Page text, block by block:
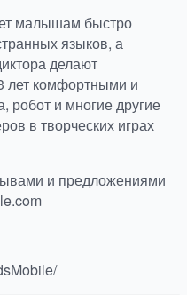
малышам быстро
языков, а
делают
лет комфортными и
и многие другие
в творческих играх
и предложениями